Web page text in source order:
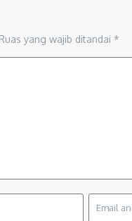
Ruas yang wajib ditandai *